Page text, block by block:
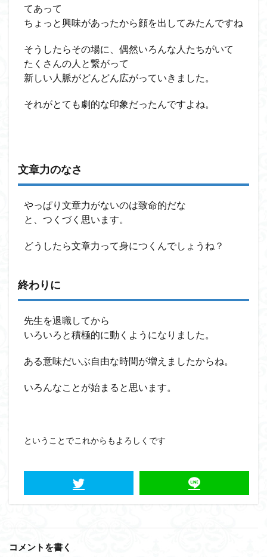
てあって
ちょっと興味があったから顔を出してみたんですね
そうしたらその場に、偶然いろんな人たちがいて
たくさんの人と繋がって
新しい人脈がどんどん広がっていきました。
それがとても劇的な印象だったんですよね。
文章力のなさ
やっぱり文章力がないのは致命的だな
と、つくづく思います。
どうしたら文章力って身につくんでしょうね？
終わりに
先生を退職してから
いろいろと積極的に動くようになりました。
ある意味だいぶ自由な時間が増えましたからね。
いろんなことが始まると思います。
ということでこれからもよろしくです
コメントを書く